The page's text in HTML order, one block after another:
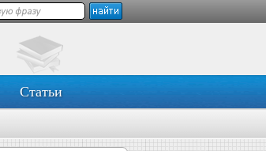
Статьи